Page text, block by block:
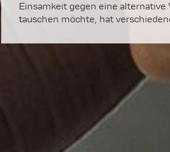
Einsamkeit gegen eine
tauschen möchte, hat